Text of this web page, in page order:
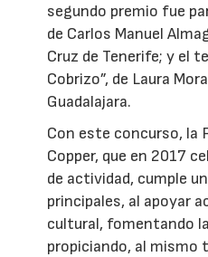
segundo premio fue
de Carlos Manuel
Cruz de Tenerife; y el
Cobrizo”, de Laura
Guadalajara.
Con este concurso, la
Copper, que en 2017
de actividad, cumple
principales, al apoyar
cultural, fomentando
propiciando, al mismo